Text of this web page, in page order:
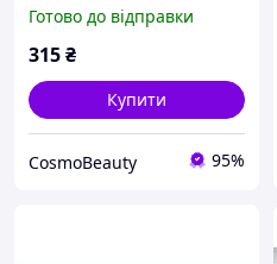
Готово до відправки
315₴
Купити
CosmoBeauty 95%